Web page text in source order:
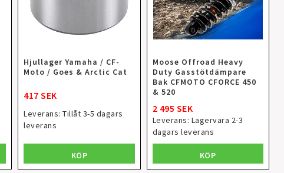
Hjullager Yamaha / CF-
Moto / Goes & Arctic Cat
417 SEK
Leverans:Tillåt 3-5 dagars
leverans
KÖP
Moose Offroad Heavy
Duty Gasstötdämpare
Bak CFMOTO CFORCE 450
& 520
2 495 SEK
Leverans: Lagervara 2-3
dagars leverans
KÖP